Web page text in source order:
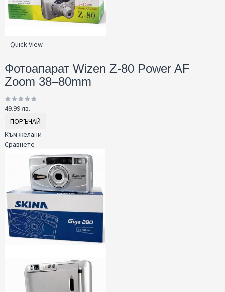
Quick View
Фотоапарат Wizen Z-80 Power AF
Zoom 38–80mm
49.99 лв.
ПОРЪЧАЙ
Към желани
Сравнете